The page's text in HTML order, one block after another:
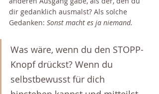
dir gedanklich ausmalst? Als solche
Gedanken: Sonst macht es ja niemand.
Was wäre, wenn du den STOPP-
Knopf drückst? Wenn du
selbstbewusst für dich